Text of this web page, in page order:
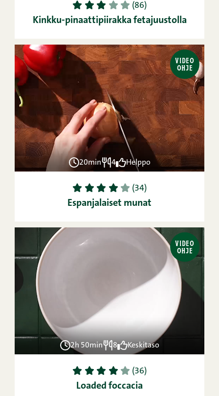
1 2 3 4 5 (86)
Kinkku-pinaattipiirakka fetajuustolla
VIDEO
OHJE
20min 4 Helppo
1 2 3 4 5 (34)
Espanjalaiset munat
VIDEO
OHJE
2h 50min 8 Keskitaso
1 2 3 4 5 (36)
Loaded foccacia